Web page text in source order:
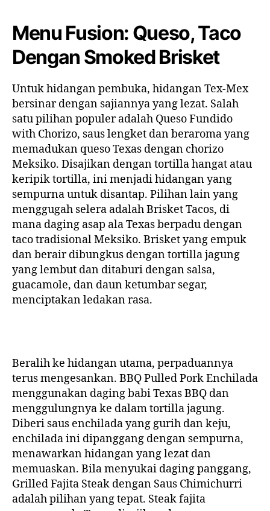
Menu Fusion: Queso, Taco
Dengan Smoked Brisket
Untuk hidangan pembuka, hidangan Tex-Mex
bersinar dengan sajiannya yang lezat. Salah
satu pilihan populer adalah Queso Fundido
with Chorizo, saus lengket dan beraroma yang
memadukan queso Texas dengan chorizo
Meksiko. Disajikan dengan tortilla hangat atau
keripik tortilla, ini menjadi hidangan yang
sempurna untuk disantap. Pilihan lain yang
menggugah selera adalah Brisket Tacos, di
mana daging asap ala Texas berpadu dengan
taco tradisional Meksiko. Brisket yang empuk
dan berair dibungkus dengan tortilla jagung
yang lembut dan ditaburi dengan salsa,
guacamole, dan daun ketumbar segar,
menciptakan ledakan rasa.
Beralih ke hidangan utama, perpaduannya
terus mengesankan. BBQ Pulled Pork Enchilada
menggunakan daging babi Texas BBQ dan
menggulungnya ke dalam tortilla jagung.
Diberi saus enchilada yang gurih dan keju,
enchilada ini dipanggang dengan sempurna,
menawarkan hidangan yang lezat dan
memuaskan. Bila menyukai daging panggang,
Grilled Fajita Steak dengan Saus Chimichurri
adalah pilihan yang tepat. Steak fajita